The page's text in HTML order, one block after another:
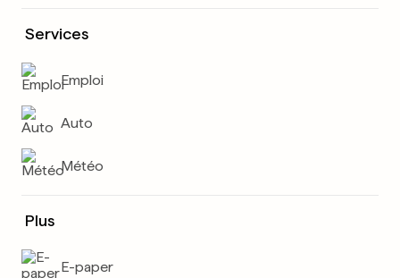
Services
Emploi
Auto
Météo
Plus
E-paper